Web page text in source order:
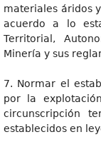
materiales áridos
acuerdo a lo
Territorial,
Minería y sus
7. Normar el
por la
circunscripción
establecidos en